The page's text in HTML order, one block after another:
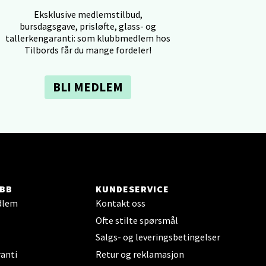
Eksklusive medlemstilbud,
bursdagsgave, prisløfte, glass- og
tallerkengaranti: som klubbmedlem hos
Tilbords får du mange fordeler!
BLI MEDLEM
KUNDESERVICE
Kontakt oss
Ofte stilte spørsmål
Salgs- og leveringsbetingelser
Retur og reklamasjon